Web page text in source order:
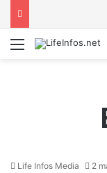
Menu
Life Infos Media 2